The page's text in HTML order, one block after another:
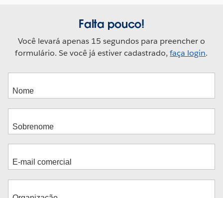
Falta pouco!
Você levará apenas 15 segundos para preencher o
formulário. Se você já estiver cadastrado,faça login.